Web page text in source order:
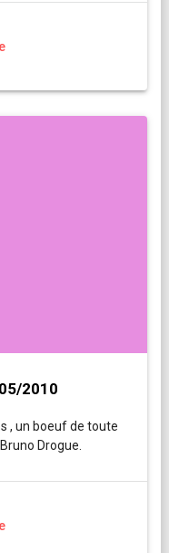
2010
, un boeuf de toute
Drogue.